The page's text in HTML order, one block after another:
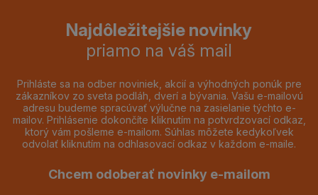
Najdôležitejšie novinky
priamo na váš mail
Prihláste sa na odber noviniek, akcií a výhodných ponúk pre
zákazníkov zo sveta podláh, dverí a bývania. Vašu e-mailovú
adresu budeme spracúvať výlučne na zasielanie týchto e-
mailov. Prihlásenie dokončíte kliknutím na potvrdzovací odkaz,
ktorý vám pošleme e-mailom. Súhlas môžete kedykoľvek
odvolať kliknutím na odhlasovací odkaz v každom e-maile.
Chcem odoberať novinky e-mailom